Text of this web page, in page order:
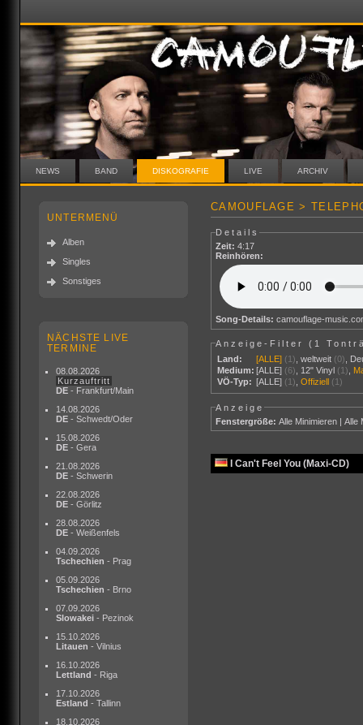
NEWS BAND DISKOGRAFIE LIVE ARCHIV
UNTERMENÜ
Alben
Singles
Sonstiges
NÄCHSTE LIVE
TERMINE
08.08.2026
Kurzauftritt
DE - Frankfurt/Main
14.08.2026
DE - Schwedt/Oder
15.08.2026
DE - Gera
21.08.2026
DE - Schwerin
22.08.2026
DE - Görlitz
28.08.2026
DE - Weißenfels
04.09.2026
Tschechien - Prag
05.09.2026
Tschechien - Brno
07.09.2026
Slowakei - Pezinok
15.10.2026
Litauen - Vilnius
16.10.2026
Lettland - Riga
17.10.2026
Estland - Tallinn
18.10.2026
CAMOUFLAGE >
Details
Zeit: 4:17
Reinhören:
Song-Details: camouflage-
Anzeige-Filter ( 1
Land:
[ALLE] (1) ,weltweit (0)
Medium: [ALLE] (6) 12" Vinyl (1)
VÖ-Typ: [ALLE] (1) ,Offiziell (1)
Anzeige
Fenstergröße: Alle Minimieren |Alle
I Can't Feel You (Maxi-CD)